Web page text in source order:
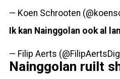
— Koen Schrooten
Ik kan Nainggolan ook al
— Filip Aerts
Nainggolan ruilt